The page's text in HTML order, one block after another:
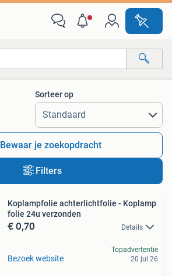
Alle afstanden…
Sorteer op
Bewaar je zoekopdracht
Filters
Koplampfolie achterlichtfolie - Koplamp
folie 24u verzonden
€ 0,70 Details
Bezoek website
Topadvertentie
20 jul 26